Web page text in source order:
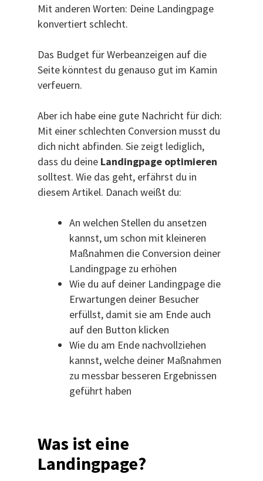
Mit anderen Worten: Deine Landingpage
konvertiert schlecht.
Das Budget für Werbeanzeigen auf die
Seite könntest du genauso gut im Kamin
verfeuern.
Aber ich habe eine gute Nachricht für dich:
Mit einer schlechten Conversion musst du
dich nicht abfinden. Sie zeigt lediglich,
dass du deine Landingpage optimieren
solltest. Wie das geht, erfährst du in
diesem Artikel. Danach weißt du:
An welchen Stellen du ansetzen
kannst, um schon mit kleineren
Maßnahmen die Conversion deiner
Landingpage zu erhöhen
Wie du auf deiner Landingpage die
Erwartungen deiner Besucher
erfüllst, damit sie am Ende auch
auf den Button klicken
Wie du am Ende nachvollziehen
kannst, welche deiner Maßnahmen
zu messbar besseren Ergebnissen
geführt haben
Was ist eine
Landingpage?